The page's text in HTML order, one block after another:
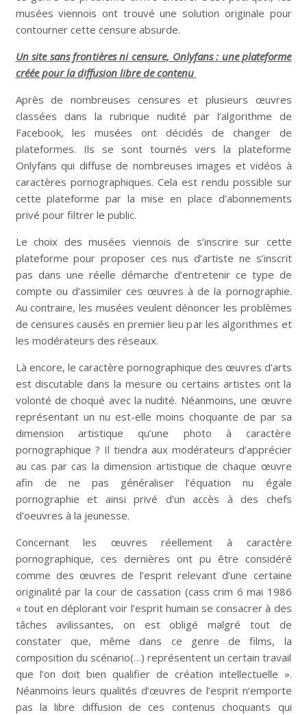
musées viennois ont trouvé une solution originale pour
contourner cette censure absurde.
Un site sans frontières ni censure, Onlyfans : une plateforme
créée pour la diffusion libre de contenu
Après de nombreuses censures et plusieurs œuvres
classées dans la rubrique nudité par l’algorithme de
Facebook, les musées ont décidés de changer de
plateformes. Ils se sont tournés vers la plateforme
Onlyfans qui diffuse de nombreuses images et vidéos à
caractères pornographiques. Cela est rendu possible sur
cette plateforme par la mise en place d’abonnements
privé pour filtrer le public.
Le choix des musées viennois de s’inscrire sur cette
plateforme pour proposer ces nus d’artiste ne s’inscrit
pas dans une réelle démarche d’entretenir ce type de
compte ou d’assimiler ces œuvres à de la pornographie.
Au contraire, les musées veulent dénoncer les problèmes
de censures causés en premier lieu par les algorithmes et
les modérateurs des réseaux.
Là encore, le caractère pornographique des œuvres d’arts
est discutable dans la mesure ou certains artistes ont la
volonté de choqué avec la nudité. Néanmoins, une œuvre
représentant un nu est-elle moins choquante de par sa
dimension artistique qu’une photo à caractère
pornographique ? Il tiendra aux modérateurs d’apprécier
au cas par cas la dimension artistique de chaque œuvre
afin de ne pas généraliser l’équation nu égale
pornographie et ainsi privé d’un accès à des chefs
d’oeuvres à la jeunesse.
Concernant les œuvres réellement à caractère
pornographique, ces dernières ont pu être considéré
comme des œuvres de l’esprit relevant d’une certaine
originalité par la cour de cassation (cass crim 6 mai 1986
« tout en déplorant voir l’esprit humain se consacrer à des
tâches avilissantes, on est obligé malgré tout de
constater que, même dans ce genre de films, la
composition du scénario(…) représentent un certain travail
que l’on doit bien qualifier de création intellectuelle ».
Néanmoins leurs qualités d’œuvres de l’esprit n’emporte
pas la libre diffusion de ces contenus choquants qui